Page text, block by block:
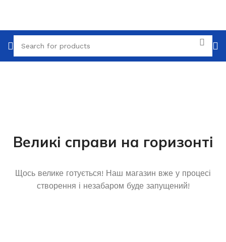
Великі справи на горизонті
Щось велике готується! Наш магазин вже у процесі
створення і незабаром буде запущений!